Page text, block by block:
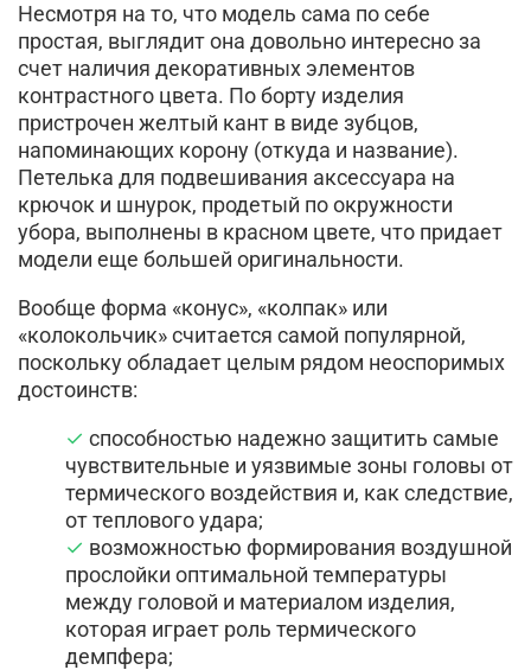
Несмотря на то, что модель сама по себе
простая, выглядит она довольно интересно за
счет наличия декоративных элементов
контрастного цвета. По борту изделия
пристрочен желтый кант в виде зубцов,
напоминающих корону (откуда и название).
Петелька для подвешивания аксессуара на
крючок и шнурок, продетый по окружности
убора, выполнены в красном цвете, что придает
модели еще большей оригинальности.
Вообще форма «конус», «колпак» или
«колокольчик» считается самой популярной,
поскольку обладает целым рядом неоспоримых
достоинств:
способностью надежно защитить самые
чувствительные и уязвимые зоны головы от
термического воздействия и, как следствие,
от теплового удара;
возможностью формирования воздушной
прослойки оптимальной температуры
между головой и материалом изделия,
которая играет роль термического
демпфера;